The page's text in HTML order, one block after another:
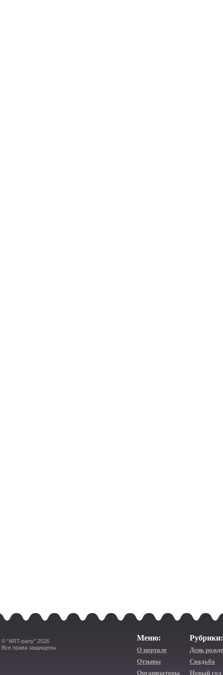
© "ART-party" 2026
Все права защищены
Меню:
О портале
Отзывы
Организаторы
Рубрики:
День
Свадьба
Новый год